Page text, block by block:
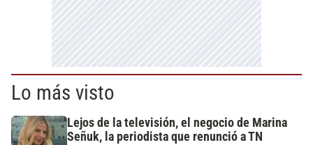
Lo más visto
Lejos de la televisión, el negocio de Marina
Señuk, la periodista que renunció a TN